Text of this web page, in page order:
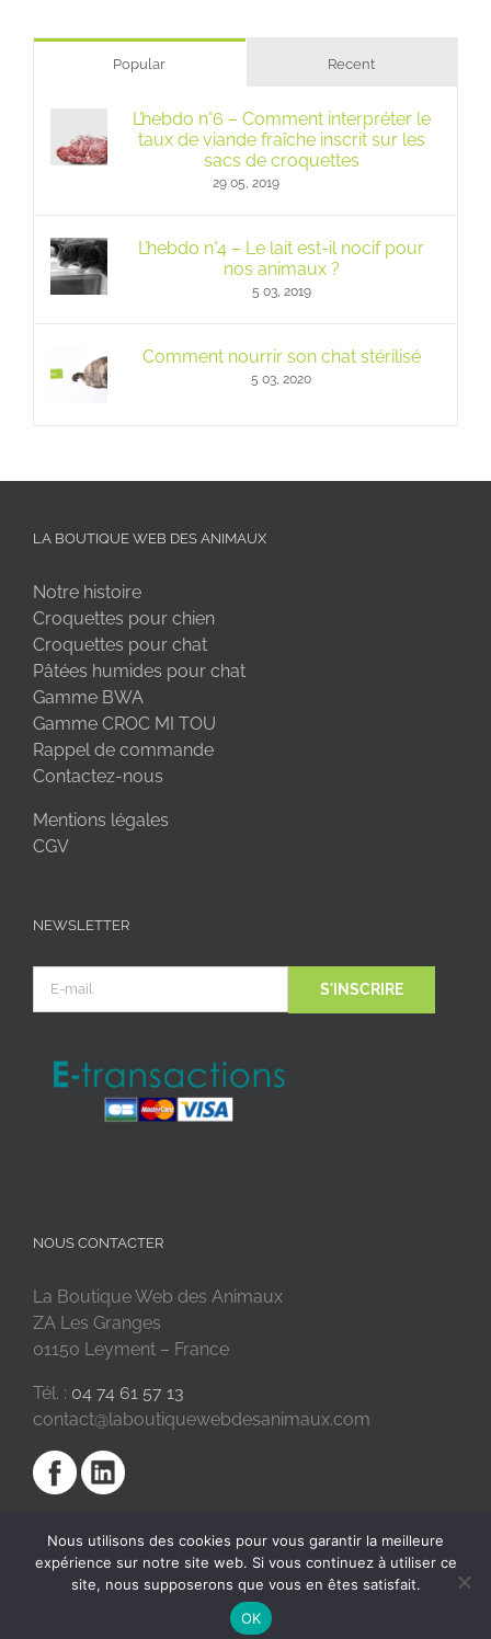
Popular Recent
L’hebdo n°6 – Comment interpréter le
taux de viande fraîche inscrit sur les
sacs de croquettes
29 05, 2019
L’hebdo n°4 – Le lait est-il nocif pour
nos animaux ?
5 03, 2019
Comment nourrir son chat stérilisé
5 03, 2020
LA BOUTIQUE WEB DES ANIMAUX
Notre histoire
Croquettes pour chien
Croquettes pour chat
Pâtées humides pour chat
Gamme BWA
Gamme CROC MI TOU
Rappel de commande
Contactez-nous
Mentions légales
CGV
NEWSLETTER
NOUS CONTACTER
La Boutique Web des Animaux
ZA Les Granges
01150 Leyment – France
Tél. : 04 74 61 57 13
contact@laboutiquewebdesanimaux.com
2018 © La Boutique Web des Animaux | Réalisé par
Nous utilisons des cookies pour vous garantir la meilleure
expérience sur notre site web. Si vous continuez à utiliser ce
site, nous supposerons que vous en êtes satisfait.
OK